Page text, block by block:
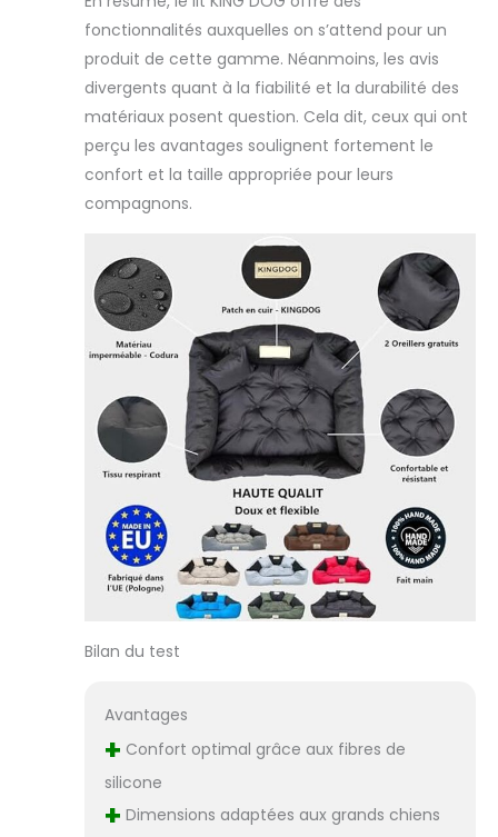
petites saletés,
essuyez
simplement avec
un chiffon
humide.
𝗙𝗔𝗜𝗧 À 𝗟𝗔 𝗠𝗔𝗜𝗡.
Fabriqué dans
l'UE. Il garantit
qui offrira à votre
animal des
années
d’utilisation et de
satisfaction.
𝗔𝗡𝗧𝗜-
𝗥É𝗦𝗜𝗦𝗧𝗔𝗡𝗧. Les
côtés hauts de
la chaise longue
procurent au
chien un
sentiment de
sécurité, lui
procurant
confort et
sécurité ainsi
qu'un sommeil
fonctionnalités auxquelles on s’attend pour un
produit de cette gamme. Néanmoins, les avis
divergents quant à la fiabilité et la durabilité des
matériaux posent question. Cela dit, ceux qui ont
perçu les avantages soulignent fortement le
confort et la taille appropriée pour leurs
compagnons.
Bilan du test
Avantages
+ Confort optimal grâce aux fibres de
silicone
+ Dimensions adaptées aux grands chiens